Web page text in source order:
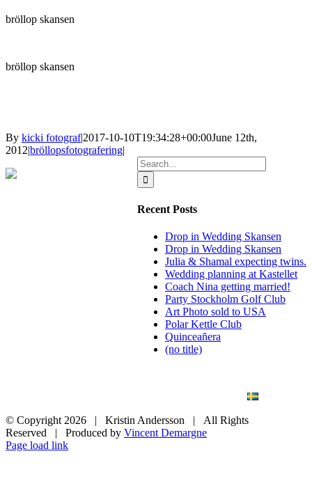
bröllop skansen
bröllop skansen
By kicki fotograf|2017-10-10T19:34:28+00:00June 12th,
2012|bröllopsfotografering|
Search
for:
Recent Posts
Drop in Wedding Skansen
Drop in Wedding Skansen
Julia & Shamal expecting twins.
Wedding planning at Kastellet
Coach Nina getting married!
Party Stockholm Golf Club
Art Photo sold to USA
Polar Kettle Club
Quinceañera
(no title)
© Copyright 2026 | Kristin Andersson | All Rights
Reserved | Produced by Vincent Demargne
Instagram
Facebook
Page load link